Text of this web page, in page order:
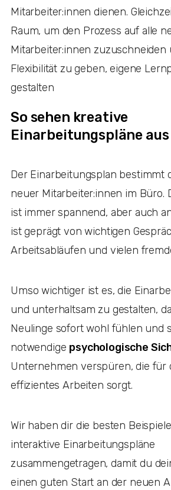
Mitarbeiter:innen dienen.
Raum, um den Prozess auf alle
Mitarbeiter:innen zuzuschneiden
Flexibilität zu geben, eigene
gestalten
So sehen kreative
Einarbeitungspläne aus
Der Einarbeitungsplan bestimmt
neuer Mitarbeiter:innen im Büro.
ist immer spannend, aber auch
ist geprägt von wichtigen
Arbeitsabläufen und vielen
Umso wichtiger ist es, die
und unterhaltsam zu gestalten,
Neulinge sofort wohl fühlen und
notwendige psychologische
Unternehmen verspüren, die für
effizientes Arbeiten sorgt.
Wir haben dir die besten
interaktive Einarbeitungspläne
zusammengetragen, damit du
einen guten Start an der neuen